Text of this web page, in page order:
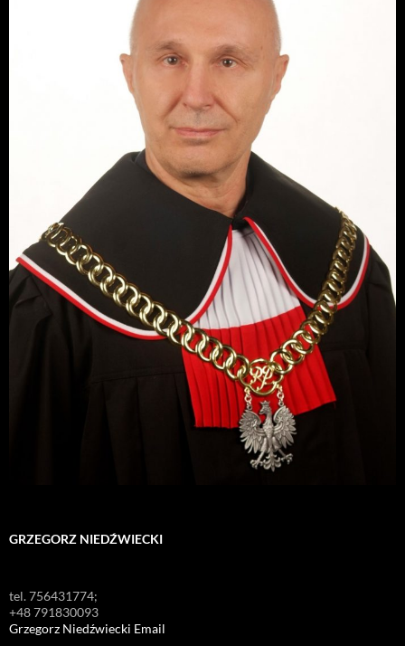
GRZEGORZ NIEDŹWIECKI
tel. 756431774;
+48 791830093
Grzegorz Niedźwiecki Email